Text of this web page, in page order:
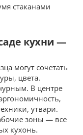
стаканами
кухни —
могут сочетать
цвета.
В центре
утвари.
зоны — все
кухонь.